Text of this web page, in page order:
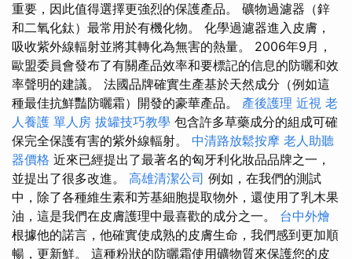
重要，因此值得選擇更強烈的保護產品。 礦物過濾器（鋅
和二氧化鈦）最常用於有機化物。 化學過濾器進入皮膚，
吸收紫外線輻射並將其轉化為無害的熱量。 2006年9月，
歐盟委員會發布了有關產品效率和要標記的信息的防曬和效
率聲明的建議。 法國品牌確實生產基於天然成分（例如這
種最佳抗鮮豔防曬霜）開發的豪華產品。 產後護理 近視 老
人養護 單人房 拔罐技巧教學 包含許多草藥成分的組成可確
保完全保護有害的紫外線輻射。 中清路放鬆按摩 老人助聽
器價格 近來已經提出了最著名的匈牙利化妝品品牌之一，
並提出了很多改進。 高雄清潔公司 例如，在我們的測試
中，除了各種維生素和芳基細胞提取物外，還使用了乳木果
油，這是我們在皮膚護理中最喜歡的成分之一。 台中外燴
根據他的諾言，他確實使成熟的皮膚生命，我們感到更加順
暢，更新鮮。 這種粉狀的防曬霜使用礦物質來保護您的皮